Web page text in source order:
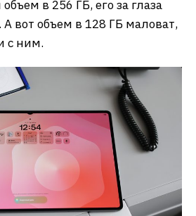
в 256 ГБ, его за глаза
А вот объем в 128 ГБ маловат,
с ним.